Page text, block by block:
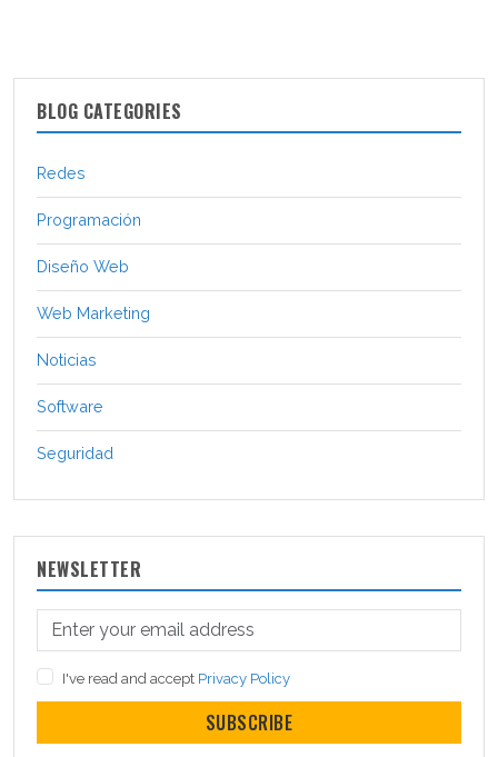
BLOG CATEGORIES
Redes
Programación
Diseño Web
Web Marketing
Noticias
Software
Seguridad
NEWSLETTER
I've read and accept Privacy Policy
SUBSCRIBE